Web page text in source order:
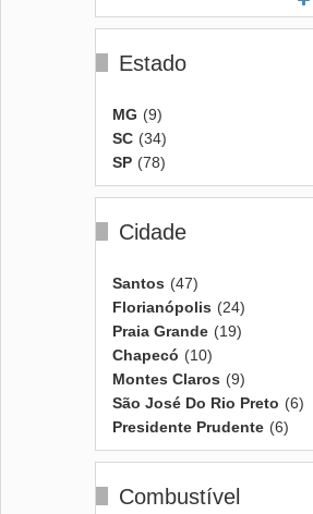
Estado
MG (9)
SC (34)
SP (78)
Cidade
Santos (47)
Florianópolis (24)
Praia Grande (19)
Chapecó (10)
Montes Claros (9)
São José Do Rio Preto (6)
Presidente Prudente (6)
Combustível